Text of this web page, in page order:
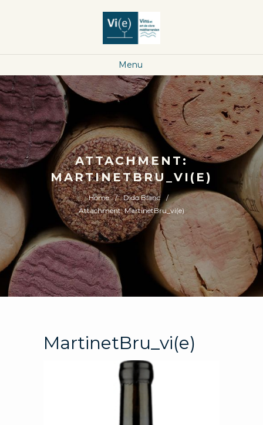
Menu
ATTACHMENT:
MARTINETBRU_VI(E)
Home
Dido Blanc
Attachment: MartinetBru_vi(e)
MartinetBru_vi(e)